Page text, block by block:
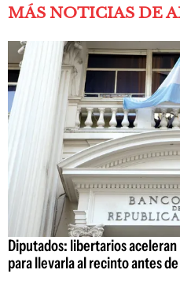
MÁS NOTICIAS DE
Diputados: libertarios
para llevarla al recinto antes